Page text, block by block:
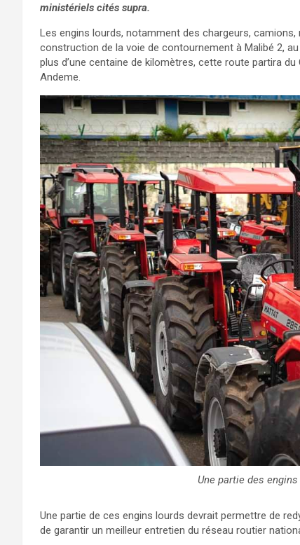
ministériels cités supra.
Les engins lourds, notamment des chargeurs,
construction de la voie de contournement à Malibé 2,
plus d’une centaine de kilomètres, cette route partira
Andeme.
Une partie des
Une partie de ces engins lourds devrait permettre de
de garantir un meilleur entretien du réseau routier